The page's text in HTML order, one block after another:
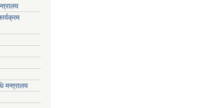
मन्त्रालय